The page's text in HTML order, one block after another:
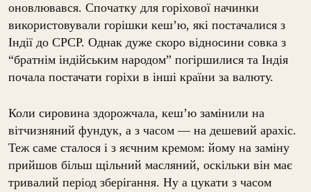
оновлювався. Спочатку для горіхової начинки
використовували горішки кеш’ю, які постачалися з
Індії до СРСР. Однак дуже скоро відносини совка з
“братнім індійським народом” погіршилися та Індія
почала постачати горіхи в інші країни за валюту.
Коли сировина здорожчала, кеш’ю замінили на
вітчизняний фундук, а з часом — на дешевий арахіс.
Теж саме сталося і з яєчним кремом: йому на заміну
прийшов більш щільний масляний, оскільки він має
тривалий період зберігання. Ну а цукати з часом